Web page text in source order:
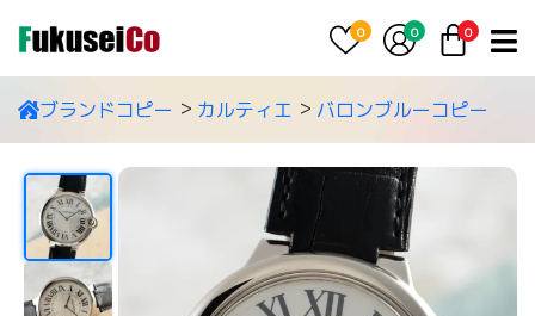
0 0 0
ブランドコピー カルティエ バロンブルーコピー